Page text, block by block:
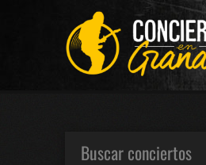
Buscar conciertos